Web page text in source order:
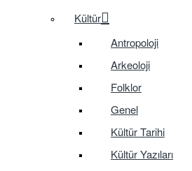
Kültür
Antropoloji
Arkeoloji
Folklor
Genel
Kültür Tarihi
Kültür Yazıları